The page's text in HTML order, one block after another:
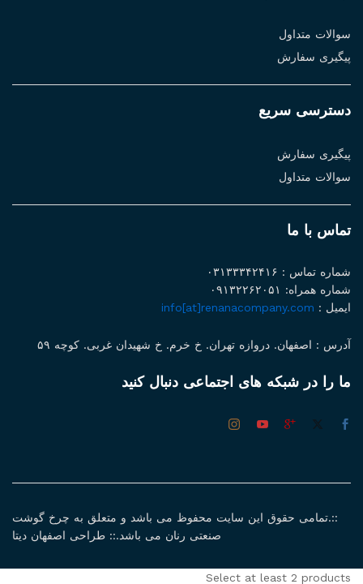
سوالات متداول
پیگیری سفارش
دسترسی سریع
پیگیری سفارش
سوالات متداول
تماس با ما
شماره تماس : ۰۳۱۳۳۳۴۲۴۱۶
شماره همراه: ۰۹۱۳۲۲۶۲۰۵۱
ایمیل : info[at]renanacompany.com
آدرس : اصفهان. دروازه تهران. خ خرم. خ شهیدان غربی. کوچه ۵۹
ما را در شبکه های اجتماعی دنبال کنید
::.تمامی حقوق این سایت محفوظ می باشد و متعلق به چرخ گوشت
صنعتی رنان می باشد.:: طراحی اصفهان دیتا
Select at least 2 products